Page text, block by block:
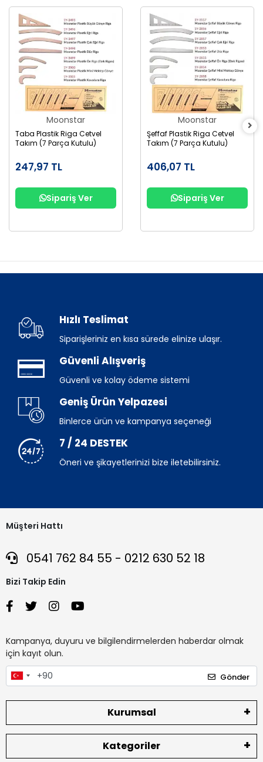
Moonstar
Taba Plastik Riga Cetvel
Takım (7 Parça Kutulu)
247,97 TL
Sipariş Ver
Moonstar
Şeffaf Plastik Riga Cetvel
Takım (7 Parça Kutulu)
406,07 TL
Sipariş Ver
Hızlı Teslimat
Siparişleriniz en kısa sürede elinize ulaşır.
Güvenli Alışveriş
Güvenli ve kolay ödeme sistemi
Geniş Ürün Yelpazesi
Binlerce ürün ve kampanya seçeneği
7 / 24 DESTEK
Öneri ve şikayetlerinizi bize iletebilirsiniz.
Müşteri Hattı
0541 762 84 55 - 0212 630 52 18
Bizi Takip Edin
Kampanya, duyuru ve bilgilendirmelerden haberdar olmak
için kayıt olun.
Gönder
Kurumsal
Kategoriler